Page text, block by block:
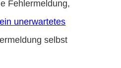
Fehlermeldung,
unerwartetes
selbst